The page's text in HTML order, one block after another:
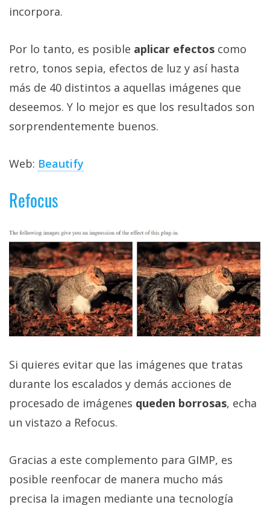
incorpora.
Por lo tanto, es posible aplicar efectos como
retro, tonos sepia, efectos de luz y así hasta
más de 40 distintos a aquellas imágenes que
deseemos. Y lo mejor es que los resultados son
sorprendentemente buenos.
Web: Beautify
Refocus
Si quieres evitar que las imágenes que tratas
durante los escalados y demás acciones de
procesado de imágenes queden borrosas, echa
un vistazo a Refocus.
Gracias a este complemento para GIMP, es
posible reenfocar de manera mucho más
precisa la imagen mediante una tecnología